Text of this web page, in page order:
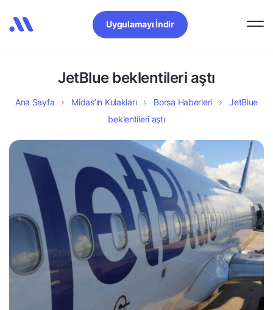
Uygulamayı İndir
JetBlue beklentileri aştı
Ana Sayfa Midas’ın Kulakları Borsa Haberleri
JetBlue
beklentileri aştı